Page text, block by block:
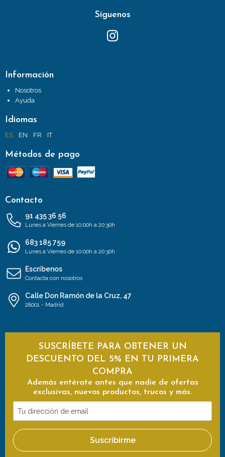
Síguenos
Información
Nosotros
Ayuda
Idiomas
ES EN FR IT
Métodos de pago
Contacto
91 435 36 56
Lunes a Viernes de 10:00h a 20:30h
683 185 759
Lunes a Viernes de 10:00h a 20:30h
Escríbenos
Contacta con nosotros
Calle Don Ramón de la Cruz, 47
28001 - Madrid
SUSCRÍBETE PARA OBTENER UN
DESCUENTO DEL 5% EN TU PRIMERA
COMPRA
Además entérate antes que nadie de ofertas
exclusivas, nuevos productos, trucos y más.
Tu
dirección
de
email
Suscribirme